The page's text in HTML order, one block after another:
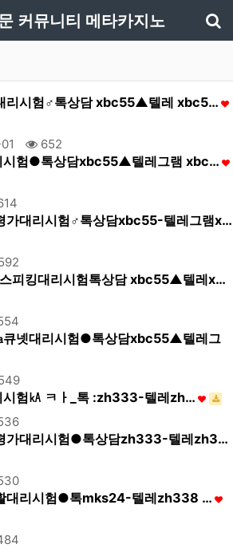
커뮤니티 메타카지노
리시험♂톡상담 xbc55▲텔레 xbc5…
652
시험●톡상담xbc55▲텔레그램 xbc…
가대리시험♂톡상담xbc55-텔레그램x…
피킹대리시험톡상담 xbc55▲텔레x…
큐넷대리시험●톡상담xbc55▲텔레그
시험㎄ ㅋㅏ_톡 :zh333-텔레zh…
가대리시험●톡상담zh333-텔레zh3…
대리시험●톡mks24-텔레zh338 …